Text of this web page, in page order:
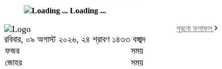
Loading ...
পুরনো ফলাফল
রবিবার, ০৯ অগাস্ট ২০২৬, ২৪ শ্রাবণ ১৪৩৩ বঙ্গাব্দ
ফজর
সময়
জোহর
সময়